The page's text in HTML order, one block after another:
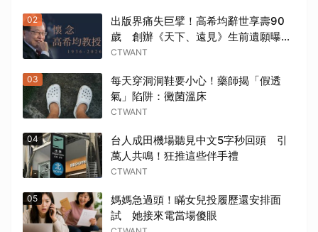
02
出版界痛失巨擘！高希均辭世享壽90
歲 創辦《天下、遠見》生前遺願曝
光
CTWANT
03
每天穿洞洞鞋要小心！藥師揭「假透
氣」陷阱：黴菌溫床
CTWANT
04
台人成田機場聽見中文5字秒回頭 引
萬人共鳴！狂推這些伴手禮
CTWANT
05
媽媽急過頭！瞞女兒投履歷還安排面
試 她接來電當場傻眼